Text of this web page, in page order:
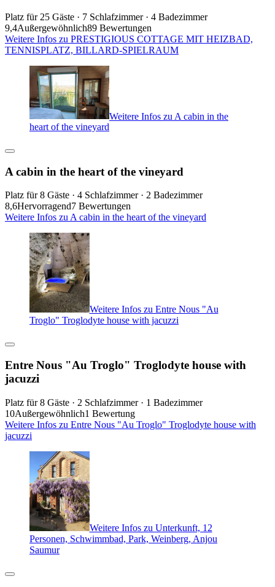
Platz für 25 Gäste · 7 Schlafzimmer · 4 Badezimmer
9,4Außergewöhnlich89 Bewertungen
Weitere Infos zu PRESTIGIOUS COTTAGE MIT HEIZBAD,
TENNISPLATZ, BILLARD-SPIELRAUM
Weitere Infos zu A cabin in the
heart of the vineyard
A cabin in the heart of the vineyard
Platz für 8 Gäste · 4 Schlafzimmer · 2 Badezimmer
8,6Hervorragend7 Bewertungen
Weitere Infos zu A cabin in the heart of the vineyard
Weitere Infos zu Entre Nous "Au
Troglo" Troglodyte house with jacuzzi
Entre Nous "Au Troglo" Troglodyte house with
jacuzzi
Platz für 8 Gäste · 2 Schlafzimmer · 1 Badezimmer
10Außergewöhnlich1 Bewertung
Weitere Infos zu Entre Nous "Au Troglo" Troglodyte house with
jacuzzi
Weitere Infos zu Unterkunft, 12
Personen, Schwimmbad, Park, Weinberg, Anjou
Saumur